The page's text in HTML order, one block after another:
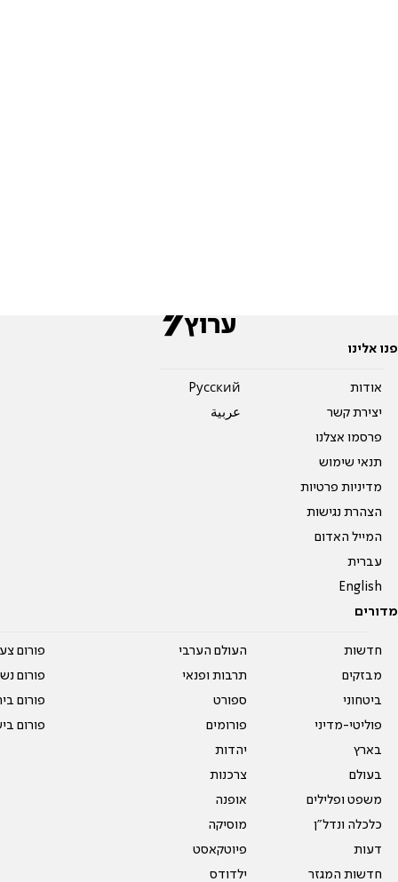
פנו אלינו
אודות
יצירת קשר
פרסמו אצלנו
תנאי שימוש
מדיניות פרטיות
הצהרת נגישות
המייל האדום
עברית
English
Pусский
عربية
מדורים
חדשות
מבזקים
ביטחוני
פוליטי-מדיני
בארץ
בעולם
משפט ופלילים
כלכלה ונדל"ן
דעות
חדשות המגזר
העולם הערבי
תרבות ופנאי
ספורט
פורומים
יהדות
צרכנות
אופנה
מוסיקה
פיוטקאסט
ילדודס
פורום
פורום
פורום
פורום